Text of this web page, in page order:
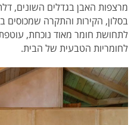
מרצפות האבן בגדלים השונים,
בסלון, הקירות והתקרה שמכוסים
לתחושת חומר מאוד נוכחת,
לחומריות הטבעית של הבית.